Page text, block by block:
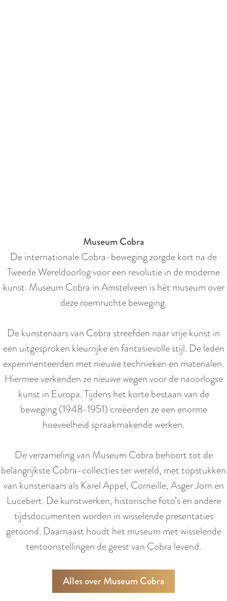
Museum Cobra
De internationale Cobra-beweging zorgde kort na de
Tweede Wereldoorlog voor een revolutie in de moderne
kunst. Museum Cobra in Amstelveen is hét museum over
deze roemruchte beweging.
De kunstenaars van Cobra streefden naar vrije kunst in
een uitgesproken kleurrijke en fantasievolle stijl. De leden
experimenteerden met nieuwe technieken en materialen.
Hiermee verkenden ze nieuwe wegen voor de naoorlogse
kunst in Europa. Tijdens het korte bestaan van de
beweging (1948-1951) creëerden ze een enorme
hoeveelheid spraakmakende werken.
De verzameling van Museum Cobra behoort tot de
belangrijkste Cobra-collecties ter wereld, met topstukken
van kunstenaars als Karel Appel, Corneille, Asger Jorn en
Lucebert. De kunstwerken, historische foto’s en andere
tijdsdocumenten worden in wisselende presentaties
getoond. Daarnaast houdt het museum met wisselende
tentoonstellingen de geest van Cobra levend.
Alles over Museum Cobra